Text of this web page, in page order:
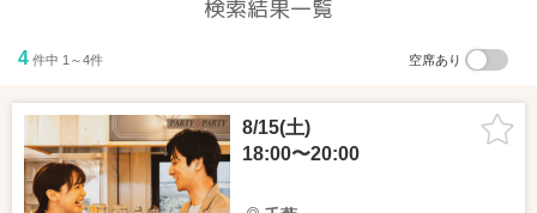
検索結果一覧
4 件中 1～4件 空席あり
8/15(土)
18:00〜20:00